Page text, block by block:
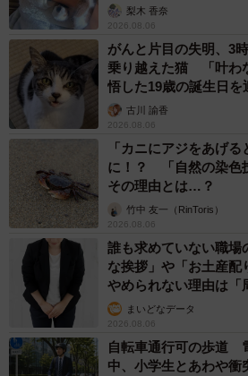
梨木 香奈
2026.08.06
がんと片目の失明、3
乗り越えた猫 「叶わ
悟した19歳の誕生日を
古川 諭香
2026.08.06
「カニにアジをあげ
に！？ 「自然の染色
その理由とは…？
竹中 友一（RinToris）
2026.08.06
誰も求めていない職場
な挨拶」や「お土産
やめられない理由は「
まいどなデータ
2026.08.06
自転車通行可の歩道
中、小学生とあわや